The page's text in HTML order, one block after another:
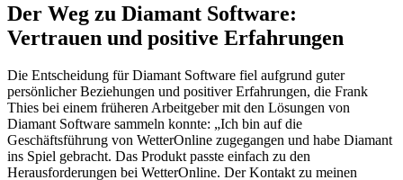
Der Weg zu Diamant Software:
Vertrauen und positive Erfahrungen
Die Entscheidung für Diamant Software fiel aufgrund guter
persönlicher Beziehungen und positiver Erfahrungen, die Frank
Thies bei einem früheren Arbeitgeber mit den Lösungen von
Diamant Software sammeln konnte: „Ich bin auf die
Geschäftsführung von WetterOnline zugegangen und habe Diamant
ins Spiel gebracht. Das Produkt passte einfach zu den
Herausforderungen bei WetterOnline. Der Kontakt zu meinen